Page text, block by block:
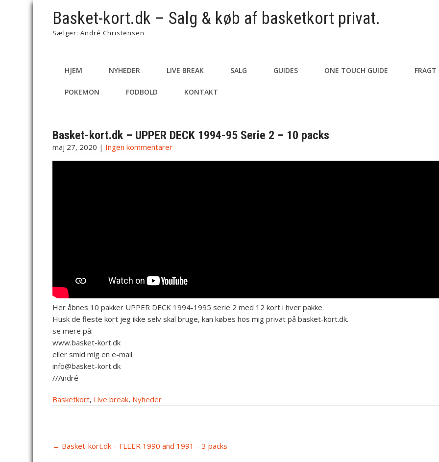
Basket-kort.dk – Salg & køb af basketkort privat.
Sælger: André Christensen
HJEM NYHEDER LIVE BREAK SALG GUIDES ONE TOUCH GUIDE FRAGT
POKEMON FODBOLD KONTAKT
Basket-kort.dk – UPPER DECK 1994-95 Serie 2 – 10 packs
maj 27, 2020 | Ingen kommentarer
Her åbnes 10 pakker UPPER DECK 1994-1995 serie 2 med 12 kort i hver pakke.
Husk de fleste kort jeg ikke selv skal bruge, kan købes hos mig privat på basket-kort.dk.
se mere på:
www.basket-kort.dk
eller smid mig en e-mail.
info@basket-kort.dk
//André
Basketkort, Live break, Nyheder
o
← Basket-kort.dk – FLEER 1990 and 1991 – 3 packs